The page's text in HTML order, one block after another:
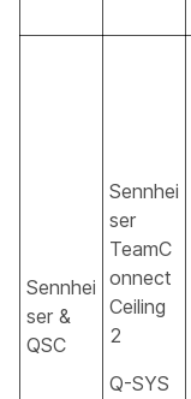
Sennhei
ser &
QSC
Sennhei
ser
TeamC
onnect
Ceiling
2
Q-SYS